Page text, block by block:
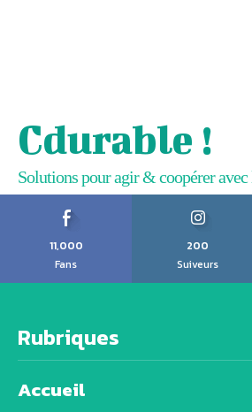
Cdurable !
Solutions pour agir & coopérer
11,000
Fans
200
Suiveurs
Rubriques
Accueil